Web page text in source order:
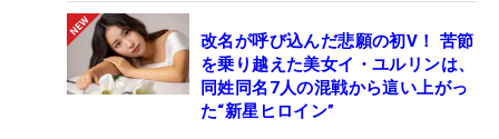
改名が呼び込んだ悲願の初V！ 苦節
を乗り越えた美女イ・ユルリンは、
同姓同名7人の混戦から這い上がっ
た“新星ヒロイン”